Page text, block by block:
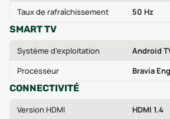
Taux de rafraîchissement
50 Hz
SMART TV
Système d'exploitation
Android
Processeur
Bravia
CONNECTIVITÉ
Version HDMI
HDMI 1.4